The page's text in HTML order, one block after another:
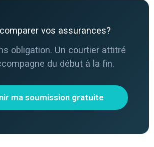
vos assurances?
obligation. Un courtier attitré
du début à la fin.
ma soumission gratuite